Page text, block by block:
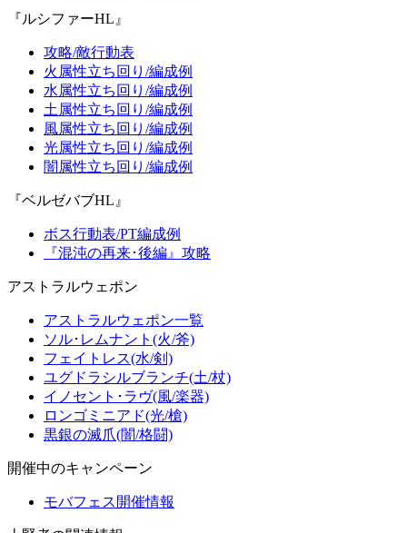
『ルシファーHL』
攻略/敵行動表
火属性立ち回り/編成例
水属性立ち回り/編成例
土属性立ち回り/編成例
風属性立ち回り/編成例
光属性立ち回り/編成例
闇属性立ち回り/編成例
『ベルゼバブHL』
ボス行動表/PT編成例
『混沌の再来･後編』攻略
アストラルウェポン
アストラルウェポン一覧
ソル･レムナント(火/斧)
フェイトレス(水/剣)
ユグドラシルブランチ(土/杖)
イノセント･ラヴ(風/楽器)
ロンゴミニアド(光/槍)
黒銀の滅爪(闇/格闘)
開催中のキャンペーン
モバフェス開催情報